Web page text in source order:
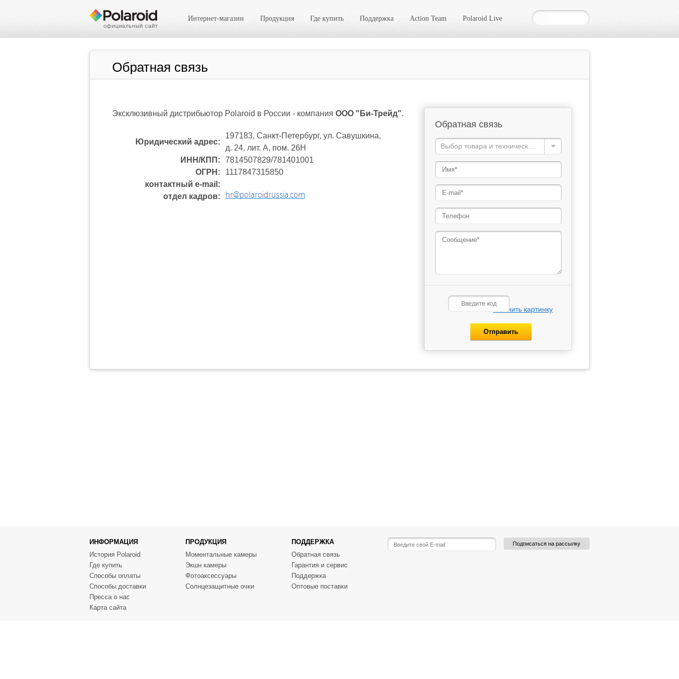
Интернет-магазин Продукция Где купить Поддержка Action Team Polaroid Live
Обратная связь
Эксклюзивный дистрибьютор Polaroid в России - компания ООО "Би-Трейд".
Юридический адрес:
197183, Санкт-Петербург, ул. Савушкина,
д. 24, лит. А, пом. 26Н
ИНН/КПП:
7814507829/781401001
ОГРН:
1117847315850
контактный e-mail:
отдел кадров:
Обратная связь
Сменить картинку
ИНФОРМАЦИЯ
История Polaroid
Где купить
Способы оплаты
Способы доставки
Пресса о нас
Карта сайта
ПРОДУКЦИЯ
Моментальные камеры
Экшн камеры
Фотоаксессуары
Солнцезащитные очки
ПОДДЕРЖКА
Обратная связь
Гарантия и сервис
Поддержка
Оптовые поставки